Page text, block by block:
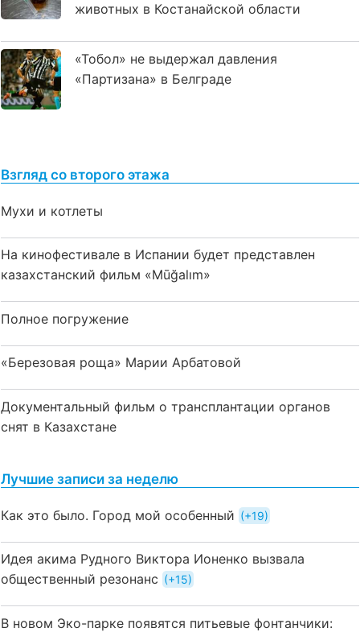
животных в Костанайской области
«Тобол» не выдержал давления
«Партизана» в Белграде
Взгляд со второго этажа
Мухи и котлеты
На кинофестивале в Испании будет представлен
казахстанский фильм «Mūğalım»
Полное погружение
«Березовая роща» Марии Арбатовой
Документальный фильм о трансплантации органов
снят в Казахстане
Лучшие записи за неделю
Как это было. Город мой особенный +19
Идея акима Рудного Виктора Ионенко вызвала
общественный резонанс
+15
В новом Эко-парке появятся питьевые фонтанчики: